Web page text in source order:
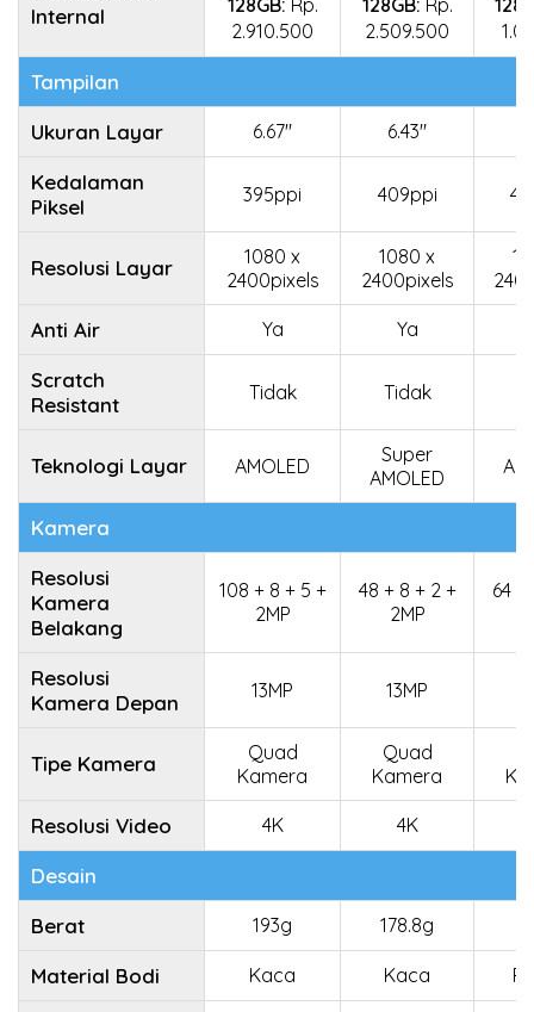
Internal
128GB: Rp.
2.910.500
128GB: Rp.
2.509.500
Tampilan
Ukuran Layar
6.67" 6.43"
Kedalaman
Piksel
395ppi 409ppi
Resolusi Layar
1080 x
2400pixels
1080 x
2400pixels
Anti Air Ya Ya
Scratch
Resistant
Tidak Tidak
Teknologi Layar AMOLED
Super
AMOLED
Kamera
Resolusi
Kamera
Belakang
108 + 8 + 5 +
2MP
48 + 8 + 2 +
2MP
64 +
Resolusi
Kamera Depan
13MP 13MP
Tipe Kamera
Quad
Kamera
Quad
Kamera
Resolusi Video 4K 4K
Desain
Berat
193g 178.8g
Material Bodi Kaca Kaca